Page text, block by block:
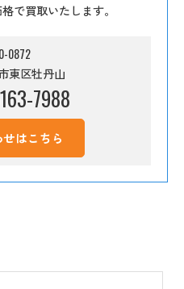
で買取いたします。
0872
東区牡丹山
7988
はこちら